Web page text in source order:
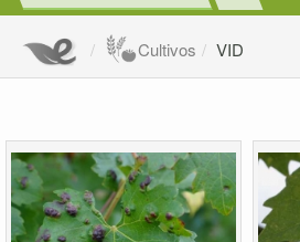
Cultivos VID